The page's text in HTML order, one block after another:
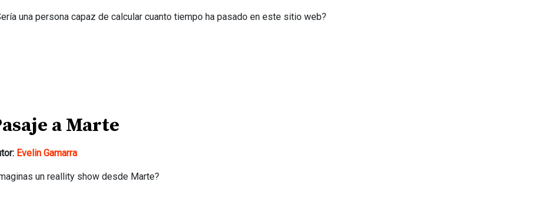
una persona capaz de calcular cuanto tiempo ha pasado en este sitio web?
a Marte
Evelin Gamarra
un reallity show desde Marte?